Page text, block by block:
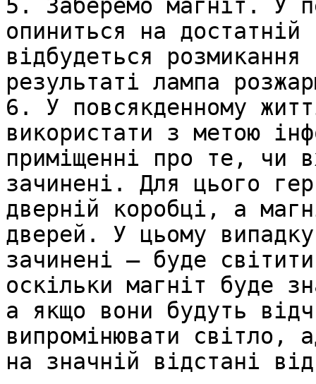
5. Заберемо магніт. У
опиниться на
відбудеться
результаті лампа
6. У повсякденному
використати з метою
приміщенні про те, чи
зачинені. Для цього
дверній коробці, а
дверей. У цьому
зачинені – буде
оскільки магніт буде
а якщо вони будуть
випромінювати світло,
на значній відстані